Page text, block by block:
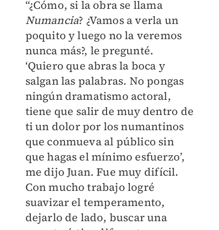
“¿Cómo, si la obra se llama
Numancia? ¿Vamos a verla un
poquito y luego no la veremos
nunca más?, le pregunté.
‘Quiero que abras la boca y
salgan las palabras. No pongas
ningún dramatismo actoral,
tiene que salir de muy dentro de
ti un dolor por los numantinos
que conmueva al público sin
que hagas el mínimo esfuerzo’,
me dijo Juan. Fue muy difícil.
Con mucho trabajo logré
suavizar el temperamento,
dejarlo de lado, buscar una